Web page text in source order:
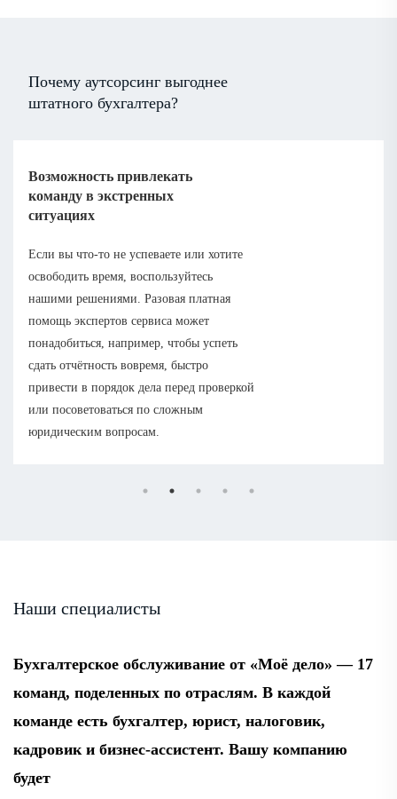
Почему аутсорсинг выгоднее
штатного бухгалтера?
Возможность привлекать
команду в экстренных
ситуациях
Если вы что-то не успеваете или хотите
освободить время, воспользуйтесь
нашими решениями. Разовая платная
помощь экспертов сервиса может
понадобиться, например, чтобы успеть
сдать отчётность вовремя, быстро
привести в порядок дела перед проверкой
или посоветоваться по сложным
юридическим вопросам.
Наши специалисты
Бухгалтерское обслуживание от «Моё дело» — 17
команд, поделенных по отраслям. В каждой
команде есть бухгалтер, юрист, налоговик,
кадровик и бизнес-ассистент. Вашу компанию
будет